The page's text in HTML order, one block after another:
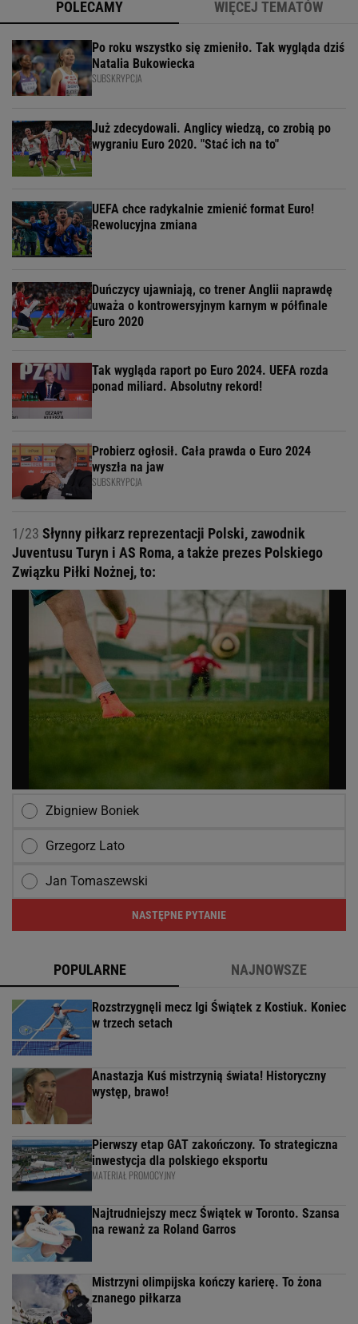
POLECAMY WIĘCEJ TEMATÓW
Po roku wszystko się zmieniło. Tak wygląda dziś
Natalia Bukowiecka
SUBSKRYPCJA
Już zdecydowali. Anglicy wiedzą, co zrobią po
wygraniu Euro 2020. "Stać ich na to"
UEFA chce radykalnie zmienić format Euro!
Rewolucyjna zmiana
Duńczycy ujawniają, co trener Anglii naprawdę
uważa o kontrowersyjnym karnym w półfinale
Euro 2020
Tak wygląda raport po Euro 2024. UEFA rozda
ponad miliard. Absolutny rekord!
Probierz ogłosił. Cała prawda o Euro 2024
wyszła na jaw
SUBSKRYPCJA
1/23 Słynny piłkarz reprezentacji Polski, zawodnik
Juventusu Turyn i AS Roma, a także prezes Polskiego
Związku Piłki Nożnej, to:
Zbigniew Boniek
Grzegorz Lato
Jan Tomaszewski
NASTĘPNE PYTANIE
POPULARNE NAJNOWSZE
Rozstrzygnęli mecz Igi Świątek z Kostiuk. Koniec
w trzech setach
Anastazja Kuś mistrzynią świata! Historyczny
występ, brawo!
Pierwszy etap GAT zakończony. To strategiczna
inwestycja dla polskiego eksportu
MATERIAŁ PROMOCYJNY
Najtrudniejszy mecz Świątek w Toronto. Szansa
na rewanż za Roland Garros
Mistrzyni olimpijska kończy karierę. To żona
znanego piłkarza